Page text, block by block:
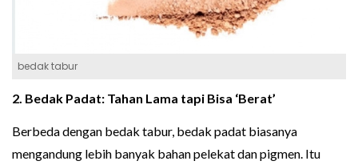
bedak tabur
2. Bedak Padat: Tahan Lama tapi Bisa ‘Berat’
Berbeda dengan bedak tabur, bedak padat biasanya
mengandung lebih banyak bahan pelekat dan pigmen. Itu